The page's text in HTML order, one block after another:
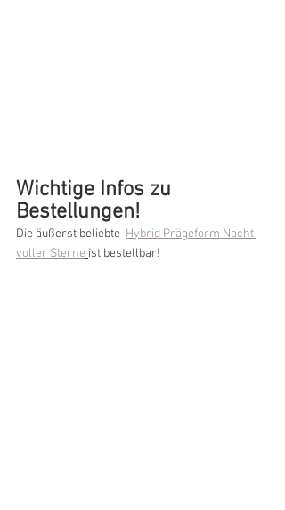
Wichtige Infos zu
Bestellungen!
Die äußerst beliebte Hybrid Prägeform Nacht
voller Sterne ist bestellbar!